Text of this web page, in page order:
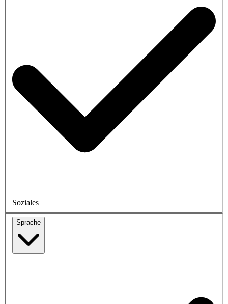
Soziales
Sprache